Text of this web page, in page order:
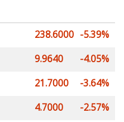
238.6000 -5.39%
9.9640
-4.05%
21.7000
-3.64%
4.7000
-2.57%